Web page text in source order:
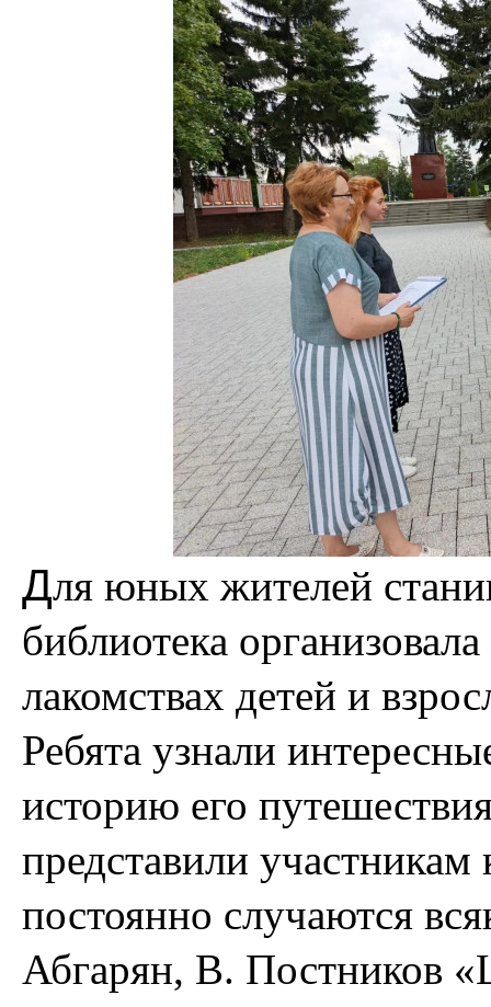
Для юных жителей
библиотека
лакомствах детей и
Ребята узнали
историю его
представили
постоянно случаются
Абгарян, В. Постников